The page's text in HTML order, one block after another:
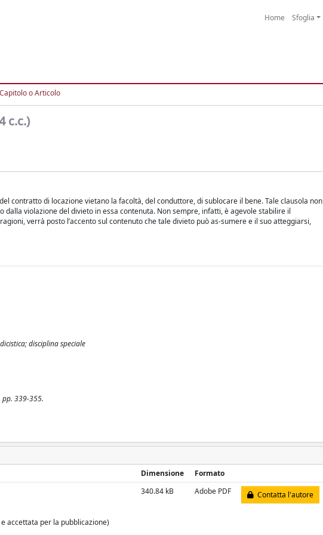
Home Sfoglia
o Articolo
c.c.)
contratto di locazione vietano la facoltà, del conduttore, di sublocare il bene. Tale clausola non
violazione del divieto in essa contenuta. Non sempre, infatti, è agevole stabilire il
verrà posto l’accento sul contenuto che tale divieto può as-sumere e il suo atteggiarsi,
disciplina speciale
pp. 339-355.
Dimensione
Formato
accettata per la pubblicazione)
340.84 kB Adobe PDF Contatta l'autore